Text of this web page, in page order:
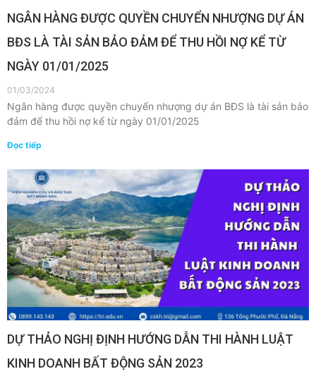
NGÂN HÀNG ĐƯỢC QUYỀN CHUYỂN NHƯỢNG DỰ ÁN
BĐS LÀ TÀI SẢN BẢO ĐẢM ĐỂ THU HỒI NỢ KỂ TỪ
NGÀY 01/01/2025
01/03/2024
Ngân hàng được quyền chuyển nhượng dự án BĐS là tài sản bảo
đảm để thu hồi nợ kể từ ngày 01/01/2025
Đọc tiếp
DỰ THẢO NGHỊ ĐỊNH HƯỚNG DẪN THI HÀNH LUẬT
KINH DOANH BẤT ĐỘNG SẢN 2023